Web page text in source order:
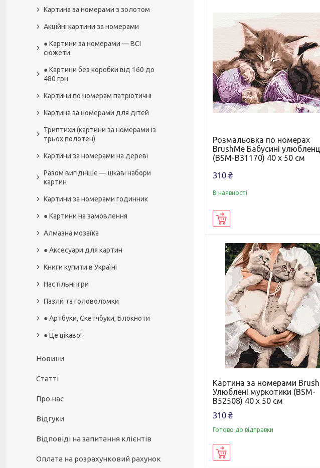
Розмальовка по номерах
BrushMe Бабусині
(BSM-B31170) 40 х 50 см
310 ₴
В наявності
Картина за номерами
Улюблені муркотики (BSM-
B52508) 40 х 50 см
310 ₴
Готово до відправки
Картина за номерами з золотом
Акційні картини за номерами
● Картини за номерами — ВСІ
сюжети
● Картини без коробки від 160 до
480 грн
Картини по номерам патріотичні
Картина за номерами для дітей
Триптихи (картини за номерами із
трьох полотен)
Картини за номерами на дереві
Разом вигідніше — цікаві набори
картин
Картини за номерами годинник
● Картини на замовлення
Алмазна мозаїка
● Аксесуари для картин
Книги купити в Україні
Настільні ігри
Пазли та головоломки
● Артбуки, Скетчбуки, Блокноти
● Це цікаво!
Новини
Статті
Про нас
Відгуки
Відповіді на запитання клієнтів
Оплата на розрахунковий рахунок